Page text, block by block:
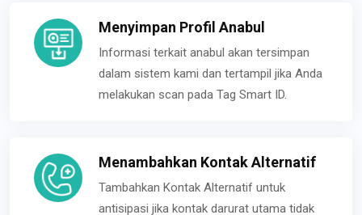
Menyimpan Profil Anabul
Informasi terkait anabul akan tersimpan
dalam sistem kami dan tertampil jika Anda
melakukan scan pada Tag Smart ID.
Menambahkan Kontak Alternatif
Tambahkan Kontak Alternatif untuk
antisipasi jika kontak darurat utama tidak